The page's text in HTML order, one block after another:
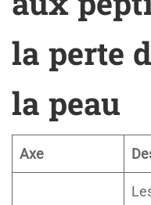
la perte
la peau
Axe